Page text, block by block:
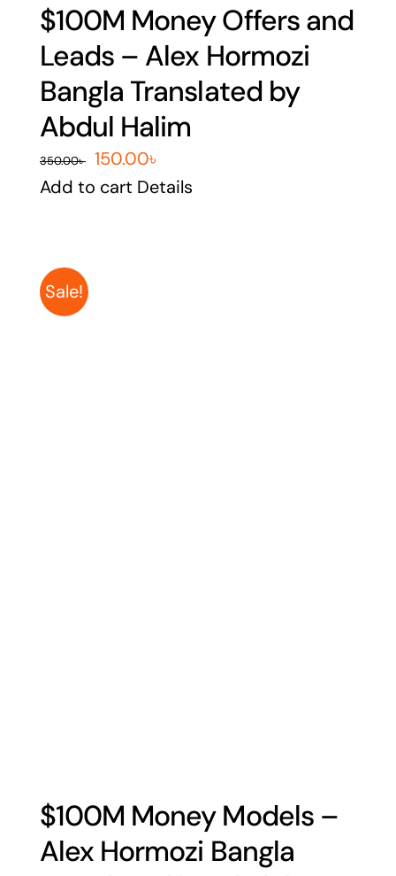
$100M Money Offers and
Leads – Alex Hormozi
Bangla Translated by
Abdul Halim
350.00৳ Original
price
150.00৳
price
Add to cart Details
Sale!
$100M Money Models –
Alex Hormozi Bangla